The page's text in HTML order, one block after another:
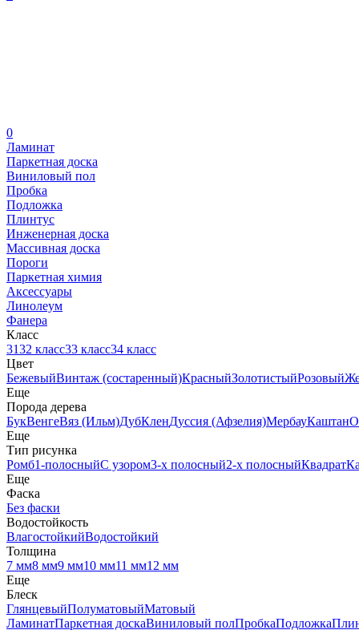
0
Ламинат
Паркетная доска
Виниловый пол
Пробка
Подложка
Плинтус
Инженерная доска
Массивная доска
Пороги
Паркетная химия
Аксессуары
Линолеум
Фанера
Класс
3132 класс33 класс34 класс
Цвет
БежевыйВинтаж (состаренный)КрасныйЗолотистыйРозовый
Еще
Порода дерева
БукВенгеВяз (Ильм)ДубКленДуссия (Афзелия)МербауКаштан
Еще
Тип рисунка
Ромб1-полосныйС узором3-х полосный2-х полосныйКвадрат
Еще
Фаска
Без фаски
Водостойкость
ВлагостойкийВодостойкий
Толщина
7 мм8 мм9 мм10 мм11 мм12 мм
Еще
Блеск
ГлянцевыйПолуматовыйМатовый
ЛаминатПаркетная доскаВиниловый полПробкаПодложка